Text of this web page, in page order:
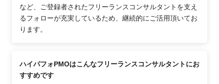
など、ご登録者されたフリーランスコンサルタントを支え
るフォローが充実しているため、継続的にご活用頂いてお
ります。
ハイパフォPMOはこんなフリーランスコンサルタントにお
すすめです